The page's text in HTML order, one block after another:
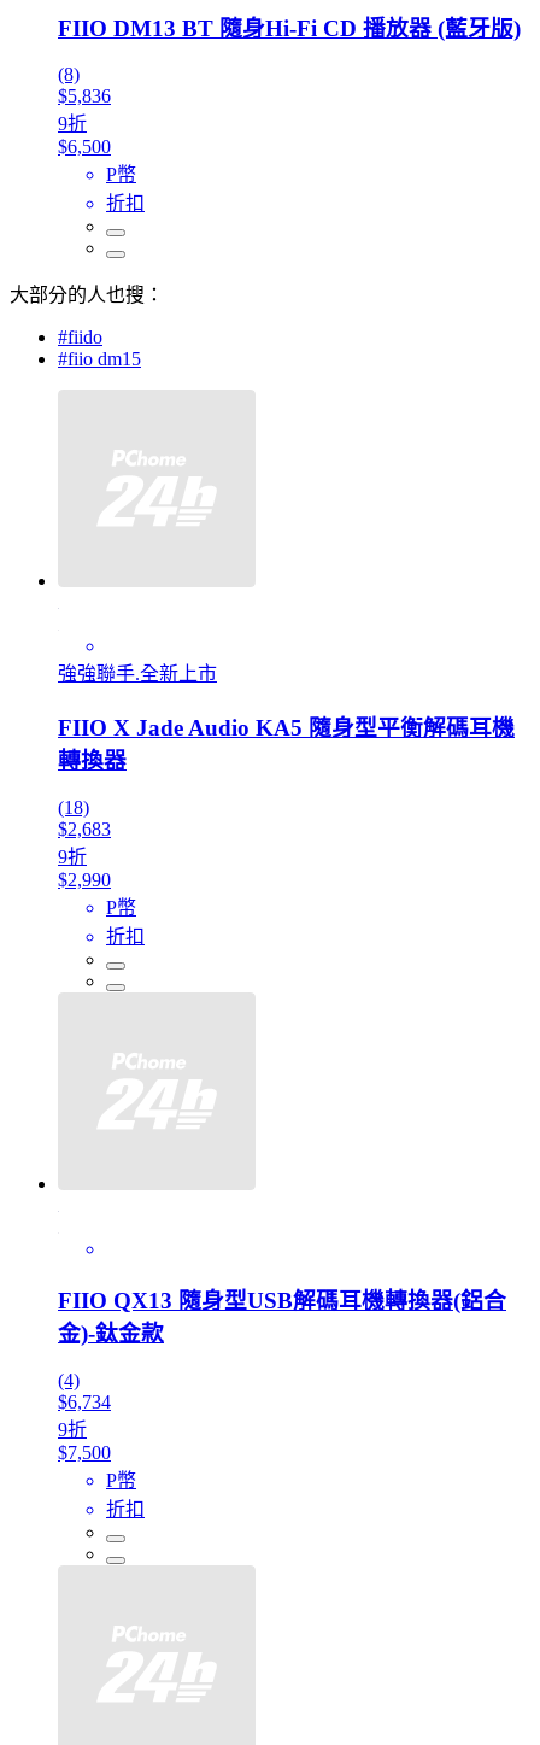
FIIO DM13 BT 隨身Hi-Fi CD 播放器 (藍牙版)
(8)
$5,836
9折
$6,500
P幣
折扣
大部分的人也搜：
#fiido
#fiio dm15
強強聯手.全新上市
FIIO X Jade Audio KA5 隨身型平衡解碼耳機
轉換器
(18)
$2,683
9折
$2,990
P幣
折扣
FIIO QX13 隨身型USB解碼耳機轉換器(鋁合
金)-鈦金款
(4)
$6,734
9折
$7,500
P幣
折扣